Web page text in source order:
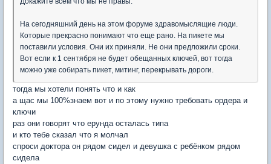
На сегодняшний день на этом форуме здравомыслящие люди.
Которые прекрасно понимают что еще рано. На пикете мы
поставили условия. Они их приняли. Не они предложили сроки.
Вот если к 1 сентября не будет обещанных ключей, вот тогда
можно уже собирать пикет, митинг, перекрывать дороги.
тогда мы хотели понять что и как
а щас мы 100%знаем вот и по этому нужно требовать ордера и
ключи
раз они говорят что ерунда осталась типа
и кто тебе сказал что я молчал
спроси доктора он рядом сидел и девушка с ребёнком рядом
сидела